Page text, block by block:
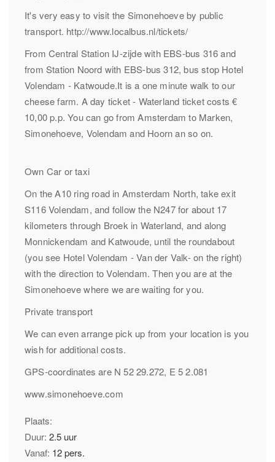
It's very easy to visit the Simonehoeve by public
transport. http://www.localbus.nl/tickets/
From Central Station IJ-zijde with EBS-bus 316 and
from Station Noord with EBS-bus 312, bus stop Hotel
Volendam - Katwoude.It is a one minute walk to our
cheese farm. A day ticket - Waterland ticket costs €
10,00 p.p. You can go from Amsterdam to Marken,
Simonehoeve, Volendam and Hoorn an so on.
Own Car or taxi
On the A10 ring road in Amsterdam North, take exit
S116 Volendam, and follow the N247 for about 17
kilometers through Broek in Waterland, and along
Monnickendam and Katwoude, until the roundabout
(you see Hotel Volendam - Van der Valk- on the right)
with the direction to Volendam. Then you are at the
Simonehoeve where we are waiting for you.
Private transport
We can even arrange pick up from your location is you
wish for additional costs.
GPS-coordinates are N 52 29.272, E 5 2.081
www.simonehoeve.com
Plaats:
Duur: 2.5 uur
Vanaf: 12 pers.